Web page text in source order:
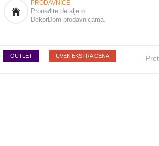
PRODAVNICE
Pronađite detalje o
DekorDom prodavnicama.
OUTLET UVEK EKSTRA CENA